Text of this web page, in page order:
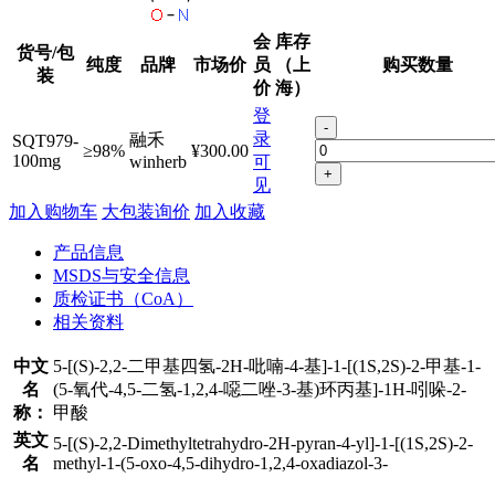
货号/包
装
纯度 品牌 市场价
会
员
价
库存
（上
海）
购买数量
SQT979-
100mg
≥98%
融禾
winherb
¥300.00
登
录
可
见
-
+
加入购物车 大包装询价 加入收藏
产品信息
MSDS与安全信息
质检证书（CoA）
相关资料
中文
名
称：
5-[(S)-2,2-二甲基四氢-2H-吡喃-4-基]-1-[(1S,2S)-2-甲基-1-
(5-氧代-4,5-二氢-1,2,4-噁二唑-3-基)环丙基]-1H-吲哚-2-
甲酸
英文
名
5-[(S)-2,2-Dimethyltetrahydro-2H-pyran-4-yl]-1-[(1S,2S)-2-
methyl-1-(5-oxo-4,5-dihydro-1,2,4-oxadiazol-3-